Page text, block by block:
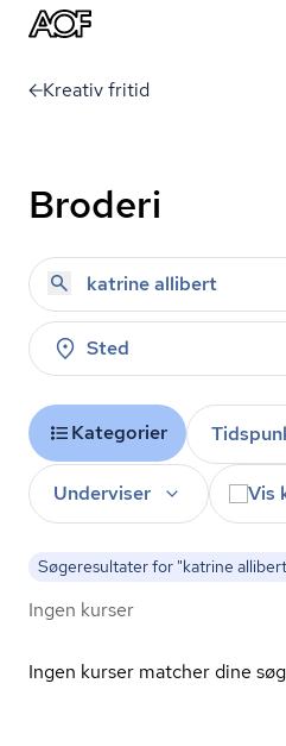
Kreativ fritid
Broderi
Sted
Kategorier
Underviser Vis
Søgeresultater for "katrine
Ingen kurser
Ingen kurser matcher dine